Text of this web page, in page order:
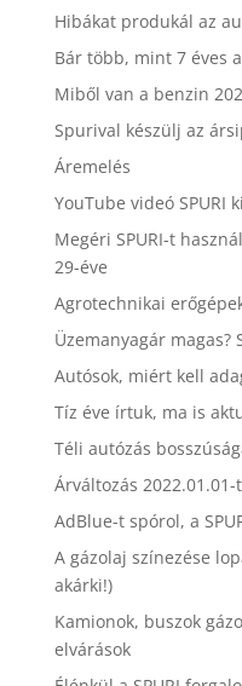
Hibákat produkál az
Bár több, mint 7 éves
Miből van a benzin
Spurival készülj az
Áremelés
YouTube videó SPURI
Megéri SPURI-t
29-éve
Agrotechnikai
Üzemanyagár magas?
Autósok, miért kell
Tíz éve írtuk, ma is
Téli autózás
Árváltozás 2022.01.01-
AdBlue-t spórol, a
A gázolaj színezése
akárki!)
Kamionok, buszok
elvárások